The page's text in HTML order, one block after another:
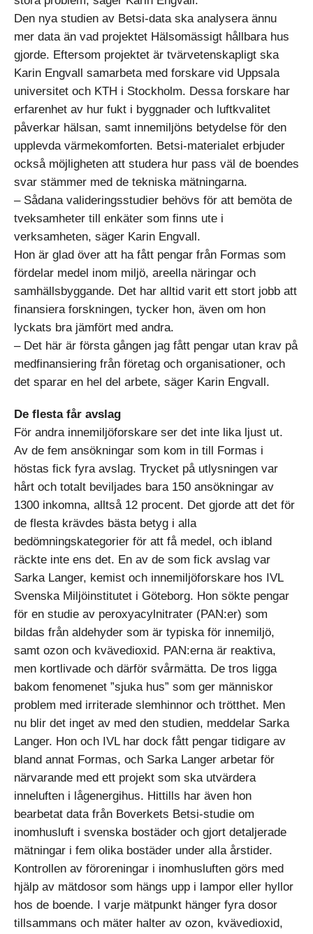
Den nya studien av Betsi-data ska analysera ännu
mer data än vad projektet Hälsomässigt hållbara hus
gjorde. Eftersom projektet är tvärvetenskapligt ska
Karin Engvall samarbeta med forskare vid Uppsala
universitet och KTH i Stockholm. Dessa forskare har
erfarenhet av hur fukt i byggnader och luftkvalitet
påverkar hälsan, samt innemiljöns betydelse för den
upplevda värmekomforten. Betsi-materialet erbjuder
också möjligheten att studera hur pass väl de boendes
svar stämmer med de tekniska mätningarna.
– Sådana valideringsstudier behövs för att bemöta de
tveksamheter till enkäter som finns ute i
verksamheten, säger Karin Engvall.
Hon är glad över att ha fått pengar från Formas som
fördelar medel inom miljö, areella näringar och
samhällsbyggande. Det har alltid varit ett stort jobb att
finansiera forskningen, tycker hon, även om hon
lyckats bra jämfört med andra.
– Det här är första gången jag fått pengar utan krav på
medfinansiering från företag och organisationer, och
det sparar en hel del arbete, säger Karin Engvall.
De flesta får avslag
För andra innemiljöforskare ser det inte lika ljust ut.
Av de fem ansökningar som kom in till Formas i
höstas fick fyra avslag. Trycket på utlysningen var
hårt och totalt beviljades bara 150 ansökningar av
1300 inkomna, alltså 12 procent. Det gjorde att det för
de flesta krävdes bästa betyg i alla
bedömningskategorier för att få medel, och ibland
räckte inte ens det. En av de som fick avslag var
Sarka Langer, kemist och innemiljöforskare hos IVL
Svenska Miljöinstitutet i Göteborg. Hon sökte pengar
för en studie av peroxyacylnitrater (PAN:er) som
bildas från aldehyder som är typiska för innemiljö,
samt ozon och kvävedioxid. PAN:erna är reaktiva,
men kortlivade och därför svårmätta. De tros ligga
bakom fenomenet ”sjuka hus” som ger människor
problem med irriterade slemhinnor och trötthet. Men
nu blir det inget av med den studien, meddelar Sarka
Langer. Hon och IVL har dock fått pengar tidigare av
bland annat Formas, och Sarka Langer arbetar för
närvarande med ett projekt som ska utvärdera
inneluften i lågenergihus. Hittills har även hon
bearbetat data från Boverkets Betsi-studie om
inomhusluft i svenska bostäder och gjort detaljerade
mätningar i fem olika bostäder under alla årstider.
Kontrollen av föroreningar i inomhusluften görs med
hjälp av mätdosor som hängs upp i lampor eller hyllor
hos de boende. I varje mätpunkt hänger fyra dosor
tillsammans och mäter halter av ozon, kvävedioxid,